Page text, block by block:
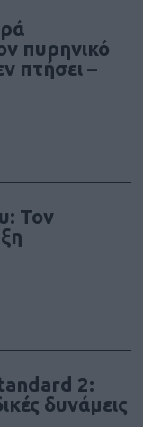
πυρηνικό
πτήσει –
Τον
2:
δυνάμεις